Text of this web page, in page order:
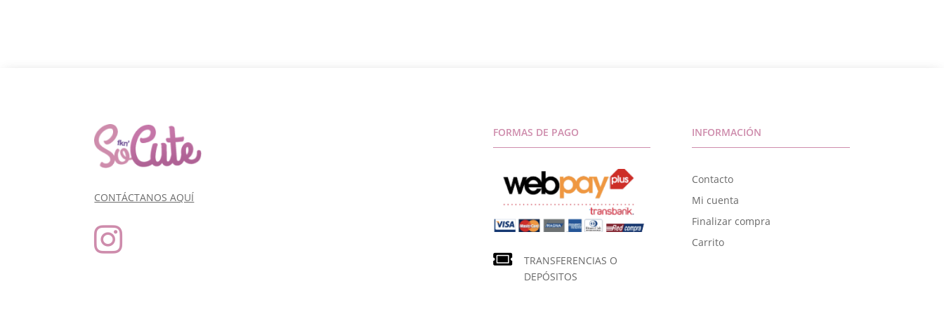
CONTÁCTANOS AQUÍ

FORMAS DE PAGO
TRANSFERENCIAS O
DEPÓSITOS
INFORMACIÓN
Contacto
Mi cuenta
Finalizar compra
Carrito